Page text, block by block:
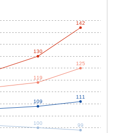
109
111
100 99
130
142
119
125